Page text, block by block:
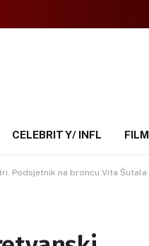
CELEBRITY/ INFL
Podsjetnik na broncu Vita Šutala